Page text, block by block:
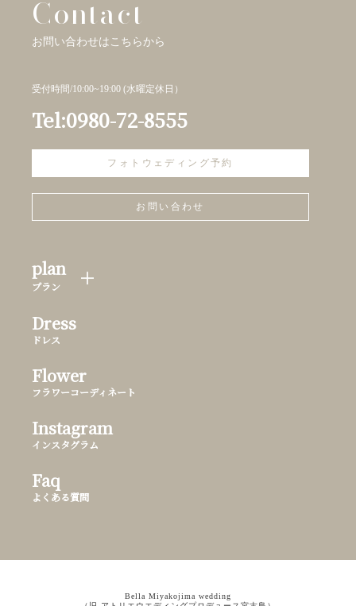
Contact
お問い合わせはこちらから
受付時間/10:00~19:00 (水曜定休日）
Tel:0980-72-8555
フォトウェディング予約
お問い合わせ
plan
プラン
Dress
ドレス
Flower
フラワーコーディネート
Instagram
インスタグラム
Faq
よくある質問
Bella Miyakojima wedding